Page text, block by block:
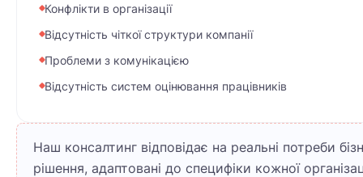
Конфлікти в організації
Відсутність чіткої структури компанії
Проблеми з комунікацією
Відсутність систем оцінювання працівників
Наш консалтинг відповідає на реальні потреби
рішення, адаптовані до специфіки кожної